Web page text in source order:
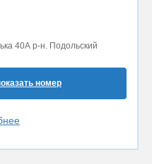
40А р-н. Подольский
номер